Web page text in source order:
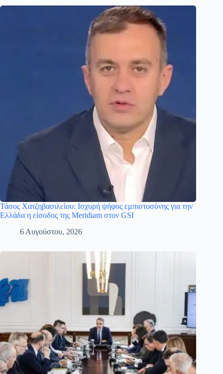
Τάσος Χατζηβασιλείου: Ισχυρή ψήφος εμπιστοσύνης για την
Ελλάδα η είσοδος της Meridiam στον GSI
6 Αυγούστου, 2026